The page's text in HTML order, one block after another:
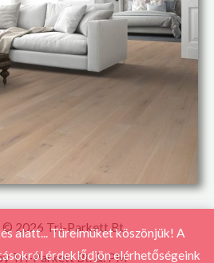
alatt... Türelmüket köszönjük! A
érdeklődjön elérhetőségeink
2026 Tri-Parkett Bt.
Tri-Parkett Bt. &. PM